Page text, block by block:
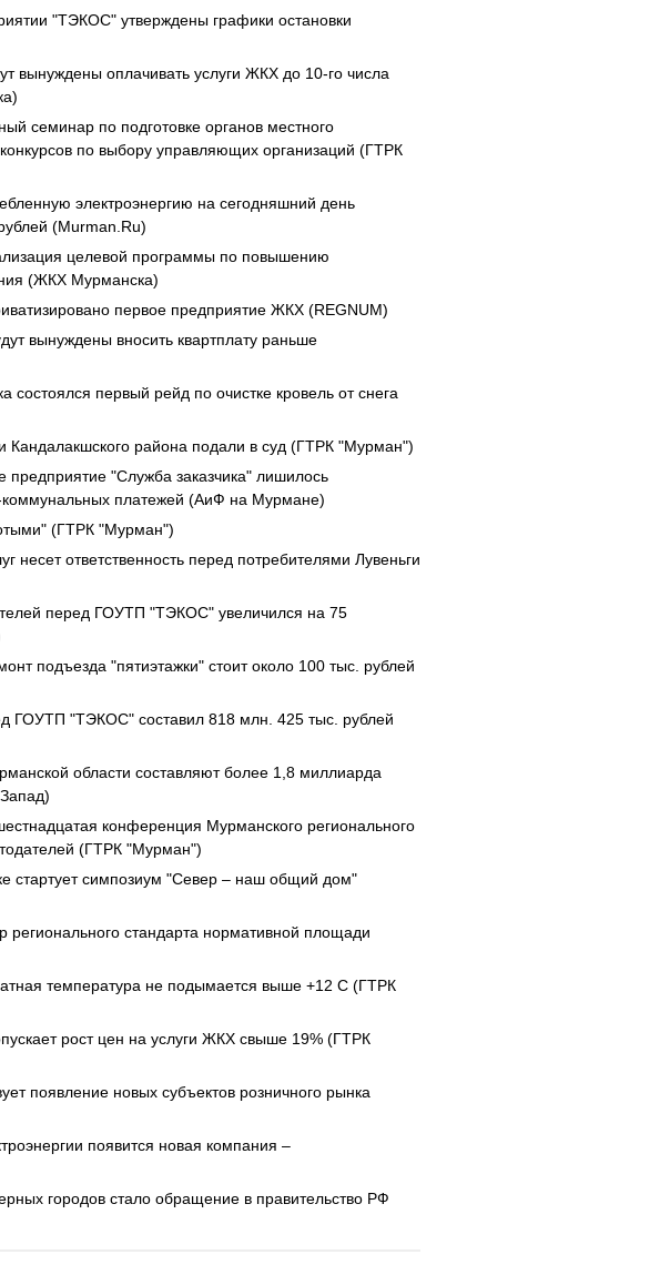
"ТЭКОС" утверждены графики остановки
вынуждены оплачивать услуги ЖКХ до 10-го числа
семинар по подготовке органов местного
по выбору управляющих организаций (ГТРК
электроэнергию на сегодняшний день
(Murman.Ru)
целевой программы по повышению
(ЖКХ Мурманска)
первое предприятие ЖКХ (REGNUM)
вынуждены вносить квартплату раньше
состоялся первый рейд по очистке кровель от снега
Кандалакшского района подали в суд (ГТРК "Мурман")
"Служба заказчика" лишилось
платежей (АиФ на Мурмане)
(ГТРК "Мурман")
несет ответственность перед потребителями Лувеньги
перед ГОУТП "ТЭКОС" увеличился на 75
подъезда "пятиэтажки" стоит около 100 тыс. рублей
ГОУТП "ТЭКОС" составил 818 млн. 425 тыс. рублей
области составляют более 1,8 миллиарда
конференция Мурманского регионального
(ГТРК "Мурман")
стартует симпозиум "Север – наш общий дом"
регионального стандарта нормативной площади
температура не подымается выше +12 С (ГТРК
рост цен на услуги ЖКХ свыше 19% (ГТРК
появление новых субъектов розничного рынка
появится новая компания –
городов стало обращение в правительство РФ